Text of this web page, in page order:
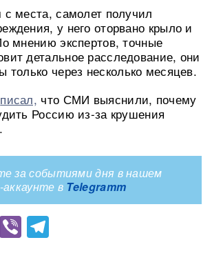
места, самолет получил
у него оторвано крыло и
мнению экспертов, точные
детальное расследование, они
только через несколько месяцев.
писал, что СМИ выяснили, почему
Россию из-за крушения
за событиями дня в нашем
аккаунте в Telegramm
WhatsApp
Viber